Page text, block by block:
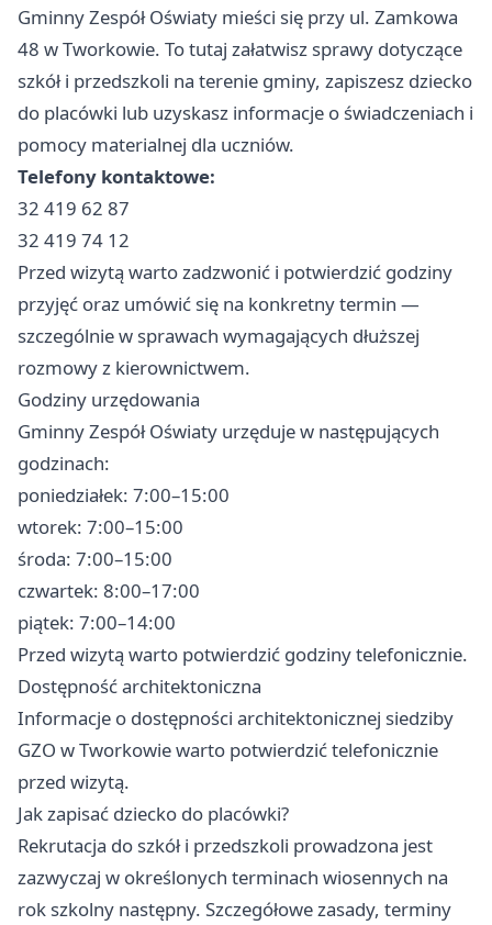
Gminny Zespół Oświaty mieści się przy ul. Zamkowa
48 w Tworkowie. To tutaj załatwisz sprawy dotyczące
szkół i przedszkoli na terenie gminy, zapiszesz dziecko
do placówki lub uzyskasz informacje o świadczeniach i
pomocy materialnej dla uczniów.
Telefony kontaktowe:
32 419 62 87
32 419 74 12
Przed wizytą warto zadzwonić i potwierdzić godziny
przyjęć oraz umówić się na konkretny termin —
szczególnie w sprawach wymagających dłuższej
rozmowy z kierownictwem.
Godziny urzędowania
Gminny Zespół Oświaty urzęduje w następujących
godzinach:
poniedziałek: 7:00–15:00
wtorek: 7:00–15:00
środa: 7:00–15:00
czwartek: 8:00–17:00
piątek: 7:00–14:00
Przed wizytą warto potwierdzić godziny telefonicznie.
Dostępność architektoniczna
Informacje o dostępności architektonicznej siedziby
GZO w Tworkowie warto potwierdzić telefonicznie
przed wizytą.
Jak zapisać dziecko do placówki?
Rekrutacja do szkół i przedszkoli prowadzona jest
zazwyczaj w określonych terminach wiosennych na
rok szkolny następny. Szczegółowe zasady, terminy